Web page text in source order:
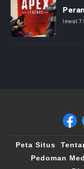
lewat 7
Peta Situs
Pedoman